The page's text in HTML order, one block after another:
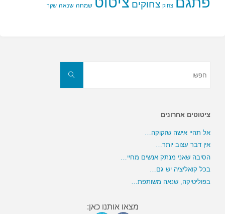
צחוק צחוקים שמחה שנאה שקר
חפשו
ציטוטים אחרונים
אל תהיי אישה שזקוקה…
אין דבר עצוב יותר…
הסיבה שאני מנתק אנשים מחיי…
בכל קואליציה יש גם…
בפוליטיקה, שנאה משותפת…
מצאו אותנו כאן: